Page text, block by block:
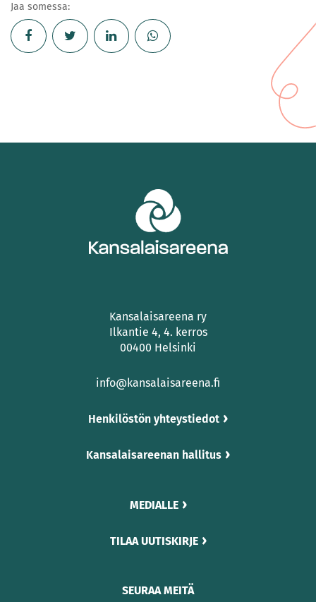
Jaa somessa:
Kansalaisareena ry
Ilkantie 4, 4. kerros
00400 Helsinki
info@kansalaisareena.fi
Henkilöstön yhteystiedot
Kansalaisareenan hallitus
MEDIALLE
TILAA UUTISKIRJE
SEURAA MEITÄ